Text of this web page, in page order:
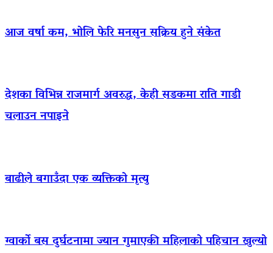
आज वर्षा कम, भोलि फेरि मनसुन सक्रिय हुने संकेत
देशका विभिन्न राजमार्ग अवरुद्ध, केही सडकमा राति गाडी
चलाउन नपाइने
बाढीले बगाउँदा एक व्यक्तिको मृत्यु
ग्वार्को बस दुर्घटनामा ज्यान गुमाएकी महिलाको पहिचान खुल्यो